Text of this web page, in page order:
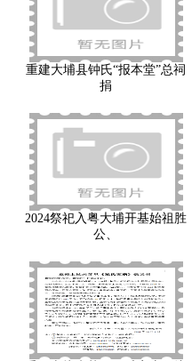
重建大埔县钟氏“报本堂”总祠
捐
2024祭祀入粤大埔开基始祖胜
公、